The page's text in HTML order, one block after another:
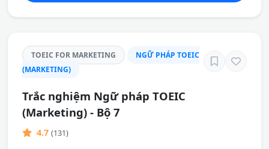
TOEIC FOR MARKETING
NGỮ PHÁP TOEIC
(MARKETING)
Trắc nghiệm Ngữ pháp TOEIC
(Marketing) - Bộ 7
4.7 (131)